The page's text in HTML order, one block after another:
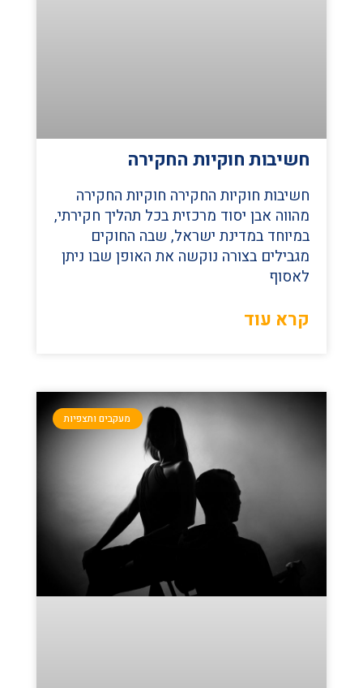
חשיבות חוקיות החקירה
חשיבות חוקיות החקירה חוקיות החקירה
מהווה אבן יסוד מרכזית בכל תהליך חקירתי,
במיוחד במדינת ישראל, שבה החוקים
מגבילים בצורה נוקשה את האופן שבו ניתן
לאסוף
קרא עוד
מעקבים ותצפיות